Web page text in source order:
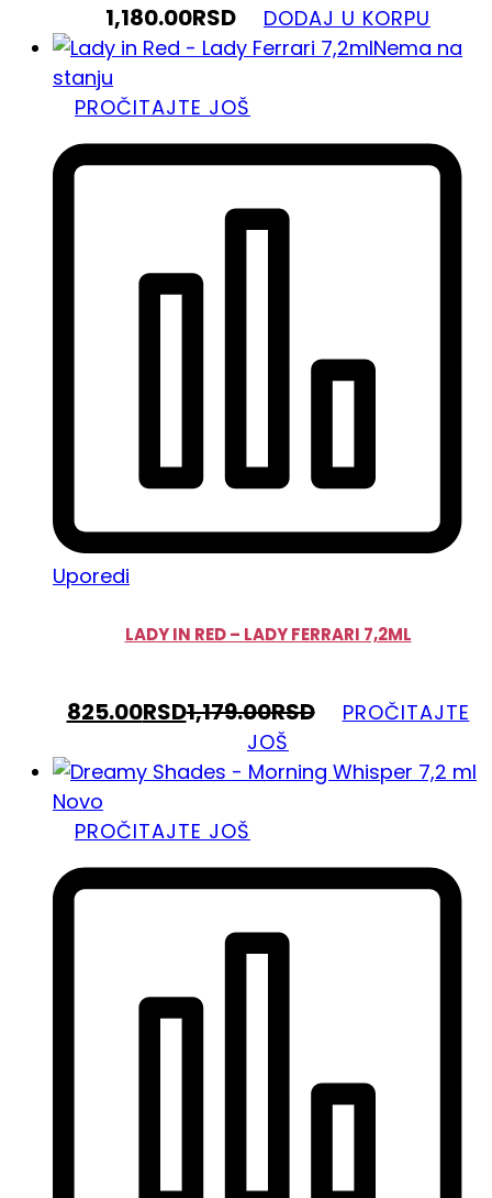
1,180.00RSD
DODAJ U KORPU
Nema na
stanju
PROČITAJTE JOŠ
Uporedi
LADY IN RED – LADY FERRARI 7,2ML
825.00RSD1,179.00RSD
PROČITAJTE
JOŠ
Novo
PROČITAJTE JOŠ